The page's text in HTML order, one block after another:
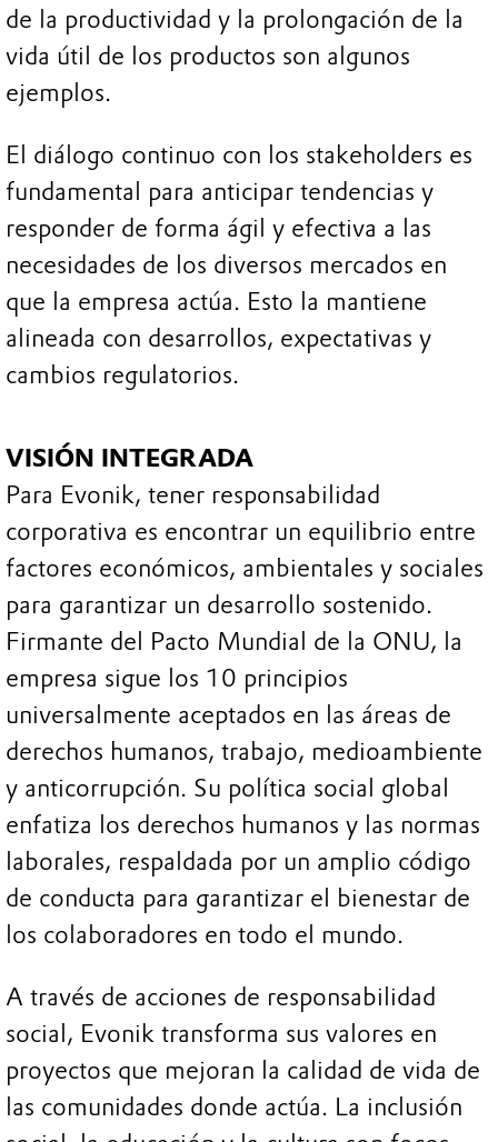
de la productividad y la prolongación de la
vida útil de los productos son algunos
ejemplos.
El diálogo continuo con los stakeholders es
fundamental para anticipar tendencias y
responder de forma ágil y efectiva a las
necesidades de los diversos mercados en
que la empresa actúa. Esto la mantiene
alineada con desarrollos, expectativas y
cambios regulatorios.
VISIÓN INTEGRADA
Para Evonik, tener responsabilidad
corporativa es encontrar un equilibrio entre
factores económicos, ambientales y sociales
para garantizar un desarrollo sostenido.
Firmante del Pacto Mundial de la ONU, la
empresa sigue los 10 principios
universalmente aceptados en las áreas de
derechos humanos, trabajo, medioambiente
y anticorrupción. Su política social global
enfatiza los derechos humanos y las normas
laborales, respaldada por un amplio código
de conducta para garantizar el bienestar de
los colaboradores en todo el mundo.
A través de acciones de responsabilidad
social, Evonik transforma sus valores en
proyectos que mejoran la calidad de vida de
las comunidades donde actúa. La inclusión